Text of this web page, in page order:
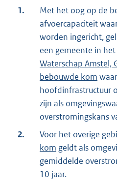
1.
Met het oog op de
afvoercapaciteit
worden ingericht,
een gemeente in
Waterschap Amstel,
bebouwde kom
hoofdinfrastructuur
zijn als
overstromingskans
2.
Voor het overige
kom geldt als
gemiddelde
10 jaar.